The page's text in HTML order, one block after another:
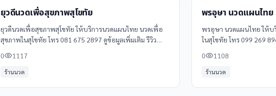
ยุวดีนวดเพื่อสุขภาพสุโขทัย
ยุวดีนวดเพื่อสุขภาพสุโขทัย ให้บริการนวดแผนไทย นวดเพื่อ
สุขภาพในสุโขทัย โทร 081 675 2897 ดูข้อมูลเพิ่มเติม รีวิว
0 1117
ร้านนวด
พรอุษา นวดแผนไทย
พรอุษา นวดแผนไทย ให้บ
ในสุโขทัย โทร 099 269
0 1108
ร้านนวด